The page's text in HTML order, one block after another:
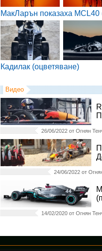
МакЛарън показаха MCL40
Кадилак (оцветяване)
Видео
26/06/2022 от Огнян
24/06/2022 от
14/02/2020 от Огнян